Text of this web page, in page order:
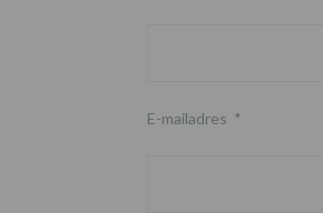
E-mailadres *